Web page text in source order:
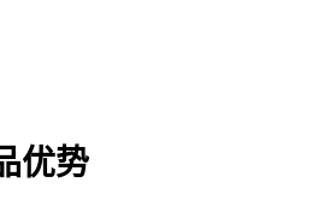
优势